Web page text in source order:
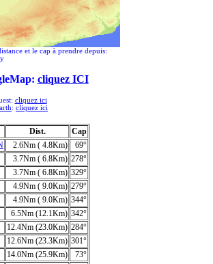
et le cap à prendre depuis:
cliquez ICI
cliquez ici
: cliquez ici
Dist.
Cap
2.6Nm ( 4.8Km)
69°
3.7Nm ( 6.8Km) 278°
3.7Nm ( 6.8Km) 329°
4.9Nm ( 9.0Km) 279°
4.9Nm ( 9.0Km) 344°
6.5Nm (12.1Km) 342°
12.4Nm (23.0Km) 284°
12.6Nm (23.3Km) 301°
14.0Nm (25.9Km)
73°